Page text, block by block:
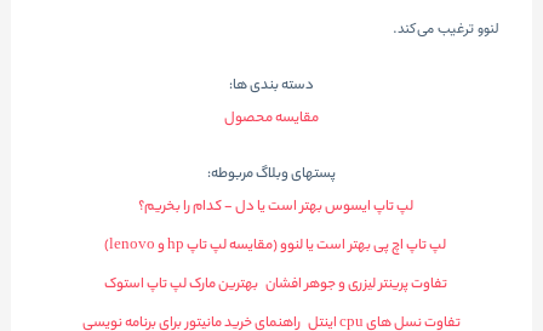
لنوو ترغیب می‌کند.
دسته بندی ها:
مقایسه محصول
پستهای وبلاگ مربوطه:
لپ تاپ ایسوس بهتر است یا دل - کدام را بخریم؟
لپ تاپ اچ پی بهتر است یا لنوو (مقایسه لپ تاپ hp و lenovo)
تفاوت پرینتر لیزری و جوهر افشان بهترین مارک لپ تاپ استوک
تفاوت نسل های cpu اینتل
راهنمای خرید مانیتور برای برنامه نویسی